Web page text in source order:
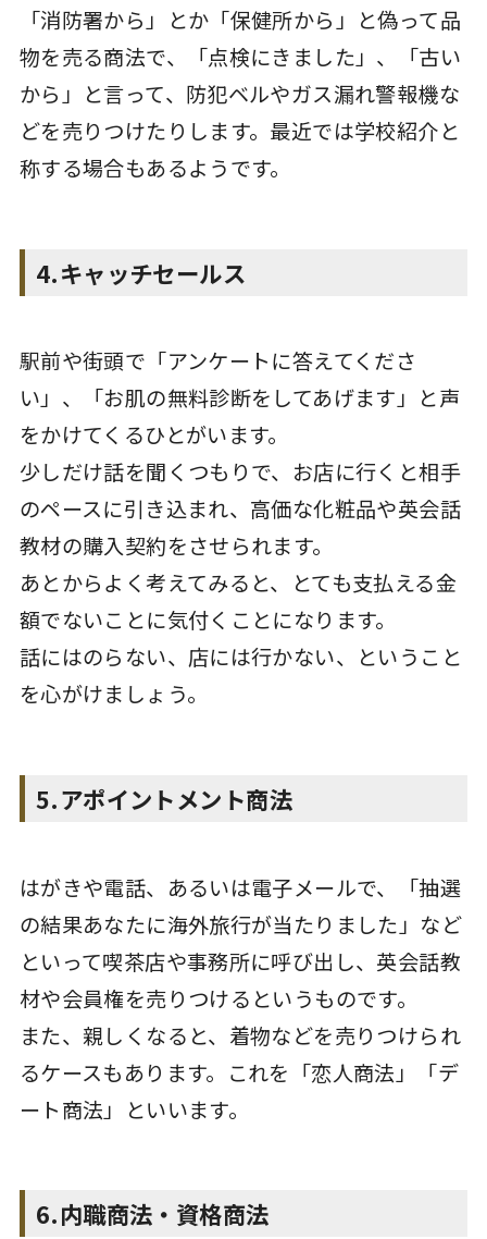
「消防署から」とか「保健所から」と偽って品
物を売る商法で、「点検にきました」、「古い
から」と言って、防犯ベルやガス漏れ警報機な
どを売りつけたりします。最近では学校紹介と
称する場合もあるようです。
4.キャッチセールス
駅前や街頭で「アンケートに答えてくださ
い」、「お肌の無料診断をしてあげます」と声
をかけてくるひとがいます。
少しだけ話を聞くつもりで、お店に行くと相手
のペースに引き込まれ、高価な化粧品や英会話
教材の購入契約をさせられます。
あとからよく考えてみると、とても支払える金
額でないことに気付くことになります。
話にはのらない、店には行かない、ということ
を心がけましょう。
5.アポイントメント商法
はがきや電話、あるいは電子メールで、「抽選
の結果あなたに海外旅行が当たりました」など
といって喫茶店や事務所に呼び出し、英会話教
材や会員権を売りつけるというものです。
また、親しくなると、着物などを売りつけられ
るケースもあります。これを「恋人商法」「デ
ート商法」といいます。
6.内職商法・資格商法